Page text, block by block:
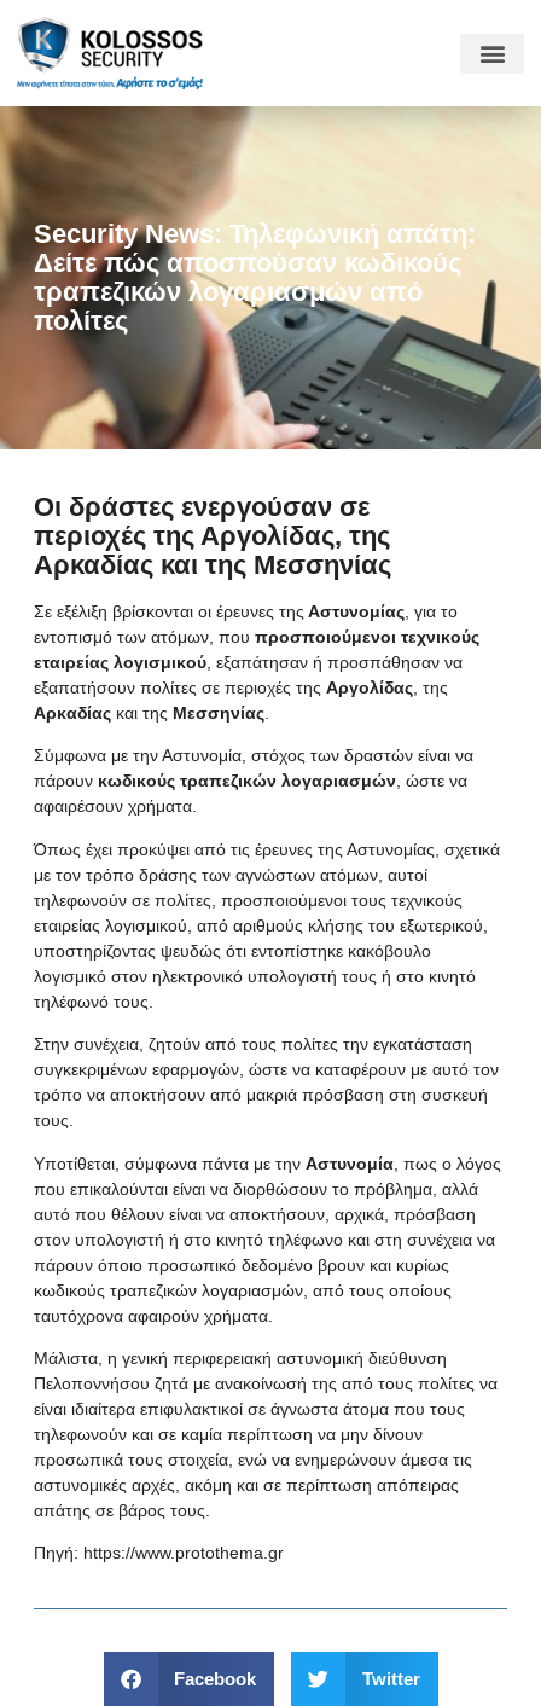
Security News: Τηλεφωνική απάτη:
Δείτε πώς αποσπούσαν κωδικούς
τραπεζικών λογαριασμών από
πολίτες
Οι δράστες ενεργούσαν σε
περιοχές της Αργολίδας, της
Αρκαδίας και της Μεσσηνίας
Σε εξέλιξη βρίσκονται οι έρευνες της Αστυνομίας , για το
εντοπισμό των ατόμων, που προσποιούμενοι τεχνικούς
εταιρείας λογισμικού , εξαπάτησαν ή προσπάθησαν να
εξαπατήσουν πολίτες σε περιοχές της Αργολίδας , της
Αρκαδίας και της Μεσσηνίας
Σύμφωνα με την Αστυνομία, στόχος των δραστών είναι να
πάρουν κωδικούς τραπεζικών λογαριασμών, ώστε να
αφαιρέσουν χρήματα.
Όπως έχει προκύψει από τις έρευνες της Αστυνομίας, σχετικά
με τον τρόπο δράσης των αγνώστων ατόμων, αυτοί
τηλεφωνούν σε πολίτες, προσποιούμενοι τους τεχνικούς
εταιρείας λογισμικού, από αριθμούς κλήσης του εξωτερικού,
υποστηρίζοντας ψευδώς ότι εντοπίστηκε κακόβουλο
λογισμικό στον ηλεκτρονικό υπολογιστή τους ή στο κινητό
τηλέφωνό τους.
Στην συνέχεια, ζητούν από τους πολίτες την εγκατάσταση
συγκεκριμένων εφαρμογών, ώστε να καταφέρουν με αυτό τον
τρόπο να αποκτήσουν από μακριά πρόσβαση στη συσκευή
τους.
Υποτίθεται, σύμφωνα πάντα με την Αστυνομία , πως ο λόγος
που επικαλούνται είναι να διορθώσουν το πρόβλημα, αλλά
αυτό που θέλουν είναι να αποκτήσουν, αρχικά, πρόσβαση
στον υπολογιστή ή στο κινητό τηλέφωνο και στη συνέχεια να
πάρουν όποιο προσωπικό δεδομένο βρουν και κυρίως
κωδικούς τραπεζικών λογαριασμών, από τους οποίους
ταυτόχρονα αφαιρούν χρήματα.
Μάλιστα, η γενική περιφερειακή αστυνομική διεύθυνση
Πελοποννήσου ζητά με ανακοίνωσή της από τους πολίτες να
είναι ιδιαίτερα επιφυλακτικοί σε άγνωστα άτομα που τους
τηλεφωνούν και σε καμία περίπτωση να μην δίνουν
προσωπικά τους στοιχεία, ενώ να ενημερώνουν άμεσα τις
αστυνομικές αρχές, ακόμη και σε περίπτωση απόπειρας
απάτης σε βάρος τους.
Πηγή: https://www.protothema.gr
Facebook Twitter